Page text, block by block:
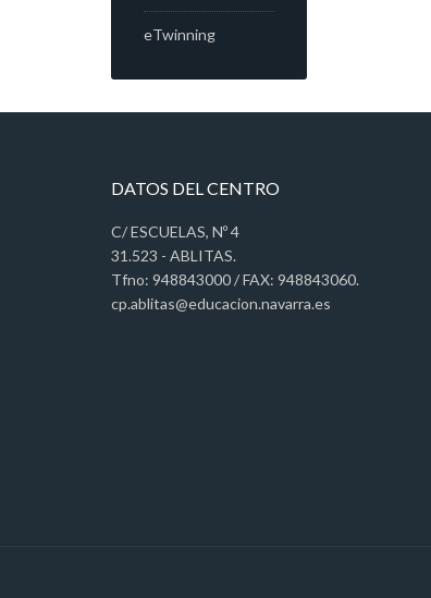
eTwinning
DATOS DEL CENTRO
C/ ESCUELAS, Nº 4
31.523 - ABLITAS.
Tfno: 948843000 / FAX: 948843060.
cp.ablitas@educacion.navarra.es